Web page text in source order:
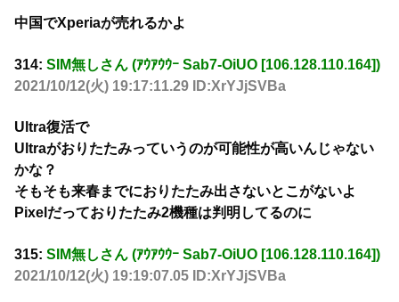
中国でXperiaが売れるかよ
314: SIM無しさん (ｱｳｱｳｳｰ Sab7-OiUO [106.128.110.164])
2021/10/12(火) 19:17:11.29 ID:XrYJjSVBa
Ultra復活で
Ultraがおりたたみっていうのが可能性が高いんじゃない
かな？
そもそも来春までにおりたたみ出さないとこがないよ
Pixelだっておりたたみ2機種は判明してるのに
315: SIM無しさん (ｱｳｱｳｳｰ Sab7-OiUO [106.128.110.164])
2021/10/12(火) 19:19:07.05 ID:XrYJjSVBa